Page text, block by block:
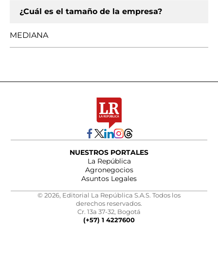
¿Cuál es el tamaño de la empresa?
MEDIANA
NUESTROS PORTALES
La República
Agronegocios
Asuntos Legales
© 2026, Editorial La República S.A.S. Todos los
derechos reservados.
Cr. 13a 37-32, Bogotá
(+57) 1 4227600